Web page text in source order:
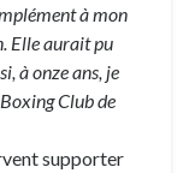
à mon
Elle aurait pu
à onze ans, je
Club de
supporter